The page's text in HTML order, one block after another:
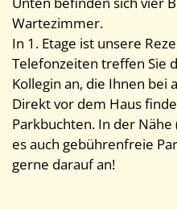
Wartezimmer.
In 1. Etage ist unsere
Telefonzeiten treffen Sie
Kollegin an, die Ihnen
Direkt vor dem Haus
Parkbuchten. In der
es auch gebührenfreie
gerne darauf an!